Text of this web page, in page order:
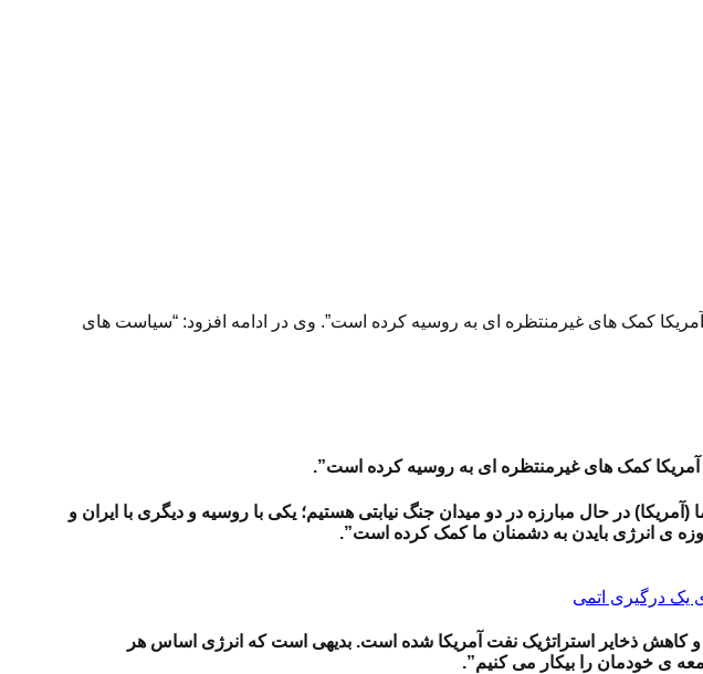
کمک های غیرمنتظره ای به روسیه کرده است”. وی در ادامه افزود: “سیاست های
آمریکا کمک های غیرمنتظره ای به روسیه کرده است”.
در حال مبارزه در دو میدان جنگ نیابتی هستیم؛ یکی با روسیه و دیگری با ایران و
ی انرژی بایدن به دشمنان ما کمک کرده است”.
یک درگیری اتمی
و کاهش ذخایر استراتژیک نفت آمریکا شده است. بدیهی است که انرژی اساس هر
ی خودمان را بیکار می کنیم”.